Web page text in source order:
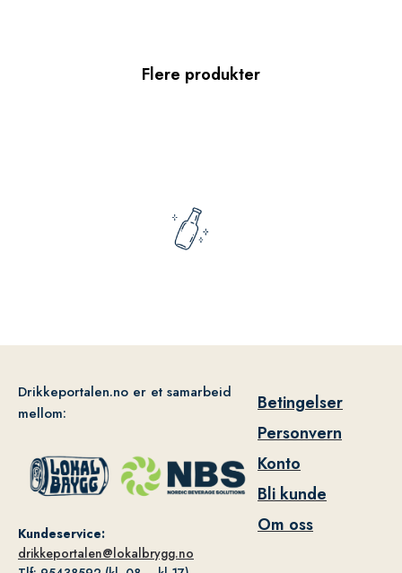
Flere produkter
Drikkeportalen.no er et samarbeid
mellom:
Kundeservice:
drikkeportalen@lokalbrygg.no
Betingelser
Personvern
Konto
Bli kunde
Om oss